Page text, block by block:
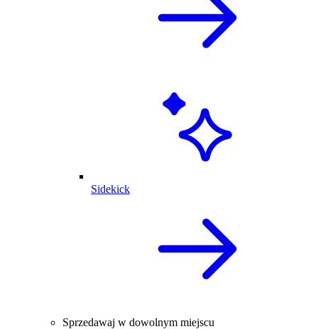
Sidekick
Sprzedawaj w dowolnym miejscu